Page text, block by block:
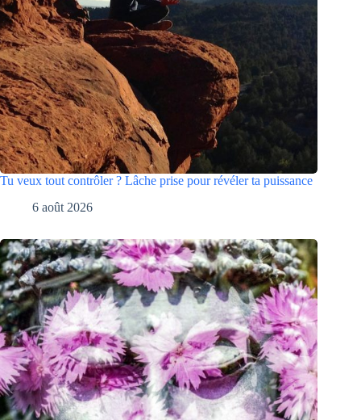
Tu veux tout contrôler ? Lâche prise pour révéler ta puissance
6 août 2026